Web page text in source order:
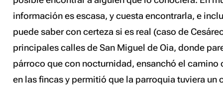
información es escasa, y cuesta encontrarla, e
puede saber con certeza si es real (caso de
principales calles de San Miguel de Oia, donde
párroco que con nocturnidad, ensanchó el
en las fincas y permitió que la parroquia tuviera un